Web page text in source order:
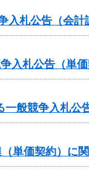
札公告（会計
入札公告（単価
一般競争入札公
単価契約）に